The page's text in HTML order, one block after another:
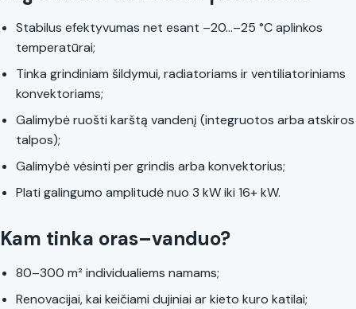
Stabilus efektyvumas net esant –20…–25 °C aplinkos
temperatūrai;
Tinka grindiniam šildymui, radiatoriams ir ventiliatoriniams
konvektoriams;
Galimybė ruošti karštą vandenį (integruotos arba atskiros
talpos);
Galimybė vėsinti per grindis arba konvektorius;
Plati galingumo amplitudė nuo 3 kW iki 16+ kW.
Kam tinka oras–vanduo?
80–300 m² individualiems namams;
Renovacijai, kai keičiami dujiniai ar kieto kuro katilai;